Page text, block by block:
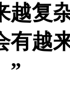
越复
有越
”